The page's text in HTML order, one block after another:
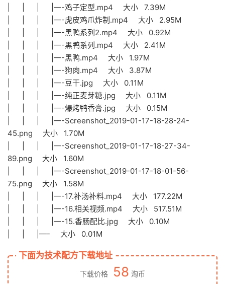
| | | |—-鸡子定型.mp4 大小 7.39M
| | | |—-虎皮鸡爪炸制.mp4 大小 2.95M
| | | |—-黑鸭系列2.mp4 大小 0.92M
| | | |—-黑鸭系列.mp4 大小 2.41M
| | | |—-黑鸭.mp4 大小 1.97M
| | | |—-狗肉.mp4 大小 3.87M
| | | |—-豆干.jpg 大小 0.11M
| | | |—-纯正麦芽糖.jpg 大小 0.11M
| | | |—-爆烤鸭香膏.jpg 大小 0.15M
| | | |—-Screenshot_2019-01-17-18-28-24-
45.png 大小 1.70M
| | | |—-Screenshot_2019-01-17-18-27-34-
89.png 大小 1.60M
| | | |—-Screenshot_2019-01-17-18-01-56-
75.png 大小 1.58M
| | | |—-17.补汤补料.mp4 大小 177.22M
| | | |—-16.相关视频.mp4 大小 517.51M
| | | |—-15.香肠配比.jpg 大小 0.10M
| | |—- 大小 0.01M
下面为技术配方下载地址
下载价格 58 淘币